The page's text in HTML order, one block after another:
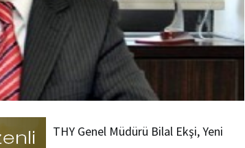
THY Genel Müdürü Bilal Ekşi, Yeni